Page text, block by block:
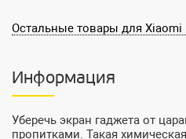
Остальные товары для Xiaomi
Информация
Уберечь экран гаджета от
пропитками. Такая